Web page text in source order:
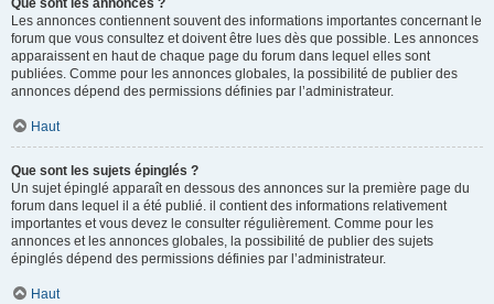
Que sont les annonces ?
Les annonces contiennent souvent des informations importantes concernant le
forum que vous consultez et doivent être lues dès que possible. Les annonces
apparaissent en haut de chaque page du forum dans lequel elles sont
publiées. Comme pour les annonces globales, la possibilité de publier des
annonces dépend des permissions définies par l’administrateur.
Haut
Que sont les sujets épinglés ?
Un sujet épinglé apparaît en dessous des annonces sur la première page du
forum dans lequel il a été publié. il contient des informations relativement
importantes et vous devez le consulter régulièrement. Comme pour les
annonces et les annonces globales, la possibilité de publier des sujets
épinglés dépend des permissions définies par l’administrateur.
Haut